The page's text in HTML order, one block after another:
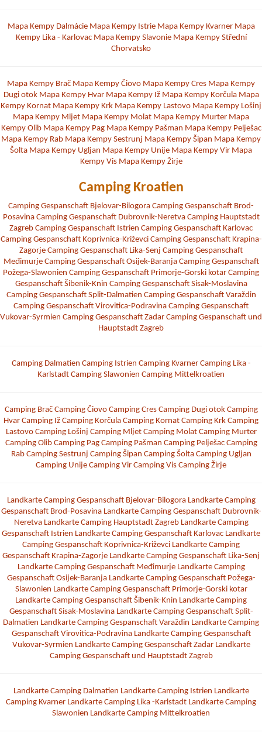
Mapa Kempy Dalmácie Mapa Kempy Istrie Mapa Kempy Kvarner Mapa
Kempy Lika - Karlovac Mapa Kempy Slavonie Mapa Kempy Střední
Chorvatsko
Mapa Kempy Brač Mapa Kempy Čiovo Mapa Kempy Cres Mapa Kempy
Dugi otok Mapa Kempy Hvar Mapa Kempy Iž Mapa Kempy Korčula Mapa
Kempy Kornat Mapa Kempy Krk Mapa Kempy Lastovo Mapa Kempy Lošinj
Mapa Kempy Mljet Mapa Kempy Molat Mapa Kempy Murter Mapa
Kempy Olib Mapa Kempy Pag Mapa Kempy Pašman Mapa Kempy Pelješac
Mapa Kempy Rab Mapa Kempy Sestrunj Mapa Kempy Šipan Mapa Kempy
Šolta Mapa Kempy Ugljan Mapa Kempy Unije Mapa Kempy Vir Mapa
Kempy Vis Mapa Kempy Žirje
Camping Kroatien
Camping Gespanschaft Bjelovar-Bilogora Camping Gespanschaft Brod-
Posavina Camping Gespanschaft Dubrovnik-Neretva Camping Hauptstadt
Zagreb Camping Gespanschaft Istrien Camping Gespanschaft Karlovac
Camping Gespanschaft Koprivnica-Križevci Camping Gespanschaft Krapina-
Zagorje Camping Gespanschaft Lika-Senj Camping Gespanschaft
Međimurje Camping Gespanschaft Osijek-Baranja Camping Gespanschaft
Požega-Slawonien Camping Gespanschaft Primorje-Gorski kotar Camping
Gespanschaft Šibenik-Knin Camping Gespanschaft Sisak-Moslavina
Camping Gespanschaft Split-Dalmatien Camping Gespanschaft Varaždin
Camping Gespanschaft Virovitica-Podravina Camping Gespanschaft
Vukovar-Syrmien Camping Gespanschaft Zadar Camping Gespanschaft und
Hauptstadt Zagreb
Camping Dalmatien Camping Istrien Camping Kvarner Camping Lika -
Karlstadt Camping Slawonien Camping Mittelkroatien
Camping Brač Camping Čiovo Camping Cres Camping Dugi otok Camping
Hvar Camping Iž Camping Korčula Camping Kornat Camping Krk Camping
Lastovo Camping Lošinj Camping Mljet Camping Molat Camping Murter
Camping Olib Camping Pag Camping Pašman Camping Pelješac Camping
Rab Camping Sestrunj Camping Šipan Camping Šolta Camping Ugljan
Camping Unije Camping Vir Camping Vis Camping Žirje
Landkarte Camping Gespanschaft Bjelovar-Bilogora Landkarte Camping
Gespanschaft Brod-Posavina Landkarte Camping Gespanschaft Dubrovnik-
Neretva Landkarte Camping Hauptstadt Zagreb Landkarte Camping
Gespanschaft Istrien Landkarte Camping Gespanschaft Karlovac Landkarte
Camping Gespanschaft Koprivnica-Križevci Landkarte Camping
Gespanschaft Krapina-Zagorje Landkarte Camping Gespanschaft Lika-Senj
Landkarte Camping Gespanschaft Međimurje Landkarte Camping
Gespanschaft Osijek-Baranja Landkarte Camping Gespanschaft Požega-
Slawonien Landkarte Camping Gespanschaft Primorje-Gorski kotar
Landkarte Camping Gespanschaft Šibenik-Knin Landkarte Camping
Gespanschaft Sisak-Moslavina Landkarte Camping Gespanschaft Split-
Dalmatien Landkarte Camping Gespanschaft Varaždin Landkarte Camping
Gespanschaft Virovitica-Podravina Landkarte Camping Gespanschaft
Vukovar-Syrmien Landkarte Camping Gespanschaft Zadar Landkarte
Camping Gespanschaft und Hauptstadt Zagreb
Landkarte Camping Dalmatien Landkarte Camping Istrien Landkarte
Camping Kvarner Landkarte Camping Lika -Karlstadt Landkarte Camping
Slawonien Landkarte Camping Mittelkroatien